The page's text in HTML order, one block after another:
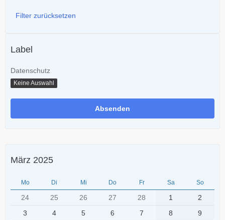
Filter zurücksetzen
Label
Datenschutz
Keine Auswahl
März 2025
Mo Di Mi Do Fr Sa So
24 25 26 27 28 1
2
3
4 5 6 7 8
9